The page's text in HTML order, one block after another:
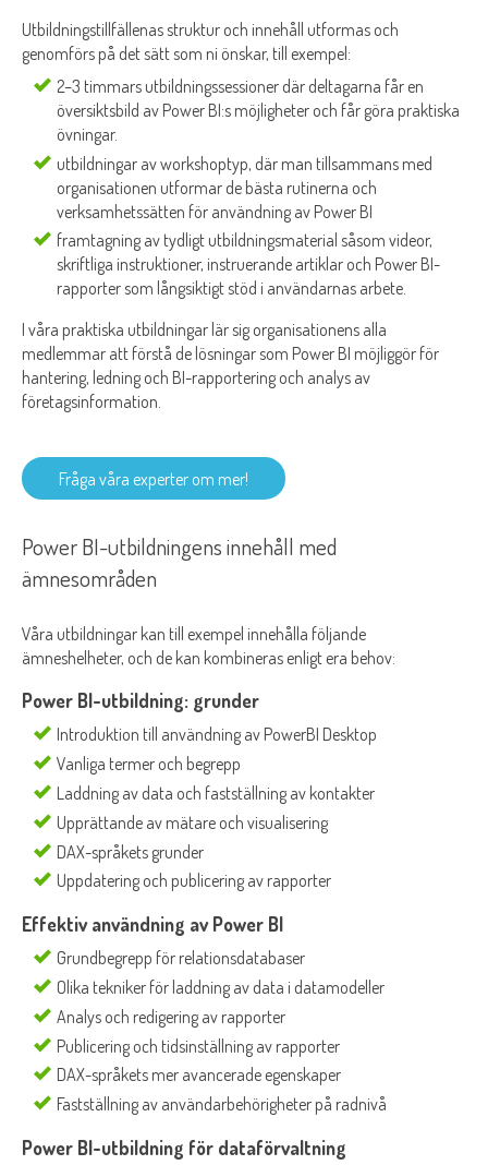
Utbildningstillfällenas struktur och innehåll utformas och
genomförs på det sätt som ni önskar, till exempel:
2–3 timmars utbildningssessioner där deltagarna får en
översiktsbild av Power BI:s möjligheter och får göra praktiska
övningar.
utbildningar av workshoptyp, där man tillsammans med
organisationen utformar de bästa rutinerna och
verksamhetssätten för användning av Power BI
framtagning av tydligt utbildningsmaterial såsom videor,
skriftliga instruktioner, instruerande artiklar och Power BI-
rapporter som långsiktigt stöd i användarnas arbete.
I våra praktiska utbildningar lär sig organisationens alla
medlemmar att förstå de lösningar som Power BI möjliggör för
hantering, ledning och BI-rapportering och analys av
företagsinformation.
Fråga våra experter om mer!
Power BI-utbildningens innehåll med
ämnesområden
Våra utbildningar kan till exempel innehålla följande
ämneshelheter, och de kan kombineras enligt era behov:
Power BI-utbildning: grunder
Introduktion till användning av PowerBI Desktop
Vanliga termer och begrepp
Laddning av data och fastställning av kontakter
Upprättande av mätare och visualisering
DAX-språkets grunder
Uppdatering och publicering av rapporter
Effektiv användning av Power BI
Grundbegrepp för relationsdatabaser
Olika tekniker för laddning av data i datamodeller
Analys och redigering av rapporter
Publicering och tidsinställning av rapporter
DAX-språkets mer avancerade egenskaper
Fastställning av användarbehörigheter på radnivå
Power BI-utbildning för dataförvaltning